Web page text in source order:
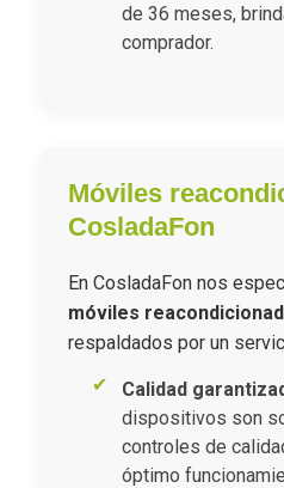
de 36 meses,
comprador.
Móviles
CosladaFon
En CosladaFon nos
móviles
respaldados por un
Calidad
dispositivos son
controles de
óptimo